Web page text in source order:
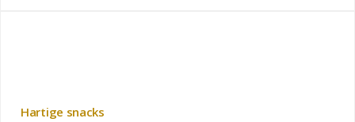
Hartige snacks